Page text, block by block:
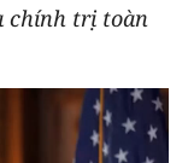
chính trị toàn